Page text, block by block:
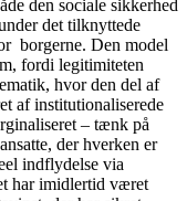
den sociale sikkerhed
det tilknyttede
borgerne. Den model
fordi legitimiteten
hvor den del af
af institutionaliserede
– tænk på
der hverken er
indflydelse via
har imidlertid været